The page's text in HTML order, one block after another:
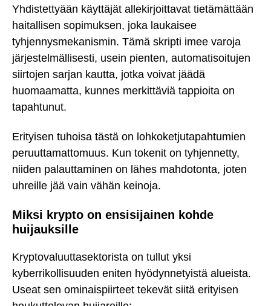
Yhdistettyään käyttäjät allekirjoittavat tietämättään
haitallisen sopimuksen, joka laukaisee
tyhjennysmekanismin. Tämä skripti imee varoja
järjestelmällisesti, usein pienten, automatisoitujen
siirtojen sarjan kautta, jotka voivat jäädä
huomaamatta, kunnes merkittäviä tappioita on
tapahtunut.
Erityisen tuhoisa tästä on lohkoketjutapahtumien
peruuttamattomuus. Kun tokenit on tyhjennetty,
niiden palauttaminen on lähes mahdotonta, joten
uhreille jää vain vähän keinoja.
Miksi krypto on ensisijainen kohde
huijauksille
Kryptovaluuttasektorista on tullut yksi
kyberrikollisuuden eniten hyödynnetyistä alueista.
Useat sen ominaispiirteet tekevät siitä erityisen